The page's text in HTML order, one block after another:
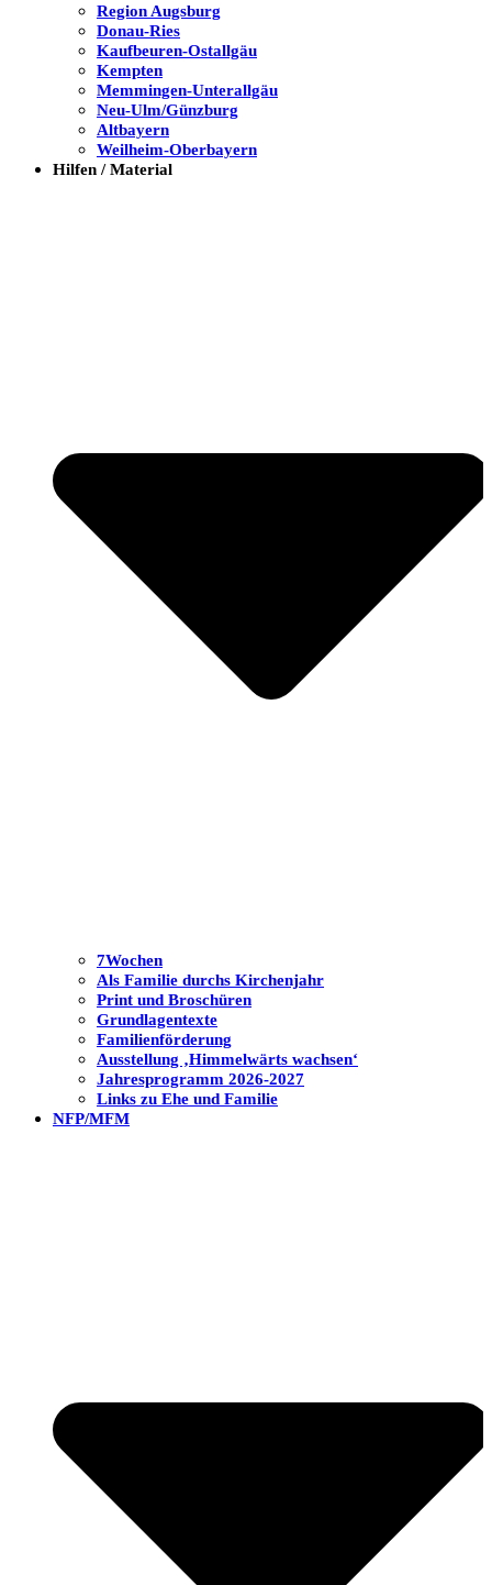
Region Augsburg
Donau-Ries
Kaufbeuren-Ostallgäu
Kempten
Memmingen-Unterallgäu
Neu-Ulm/Günzburg
Altbayern
Weilheim-Oberbayern
Hilfen / Material
7Wochen
Als Familie durchs Kirchenjahr
Print und Broschüren
Grundlagentexte
Familienförderung
Ausstellung ‚Himmelwärts wachsen‘
Jahresprogramm 2026-2027
Links zu Ehe und Familie
NFP/MFM